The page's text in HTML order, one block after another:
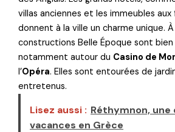
villas anciennes et les immeubles
donnent à la ville un charme unique.
constructions Belle Époque sont
notamment autour du Casino de
l’Opéra. Elles sont entourées de
entretenus.
Lisez aussi : Réthymnon,
vacances en Grèce